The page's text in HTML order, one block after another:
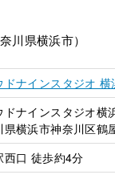
川県横浜市）
ドナインスタジオ
ドナインスタジオ横
県横浜市神奈川区鶴
西口 徒歩約4分